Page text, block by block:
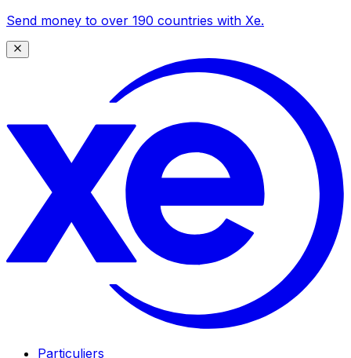
Send money to over 190 countries with Xe.
Particuliers